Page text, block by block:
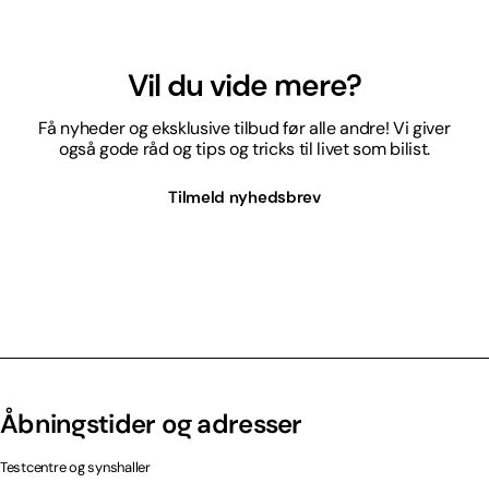
Vil du vide mere?
Få nyheder og eksklusive tilbud før alle andre! Vi giver
også gode råd og tips og tricks til livet som bilist.
Tilmeld nyhedsbrev
Åbningstider og adresser
Testcentre og synshaller